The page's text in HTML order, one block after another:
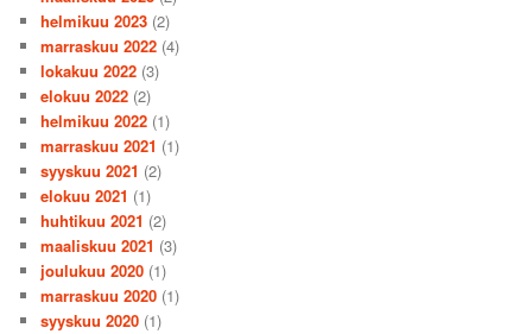
helmikuu 2023 (2)
marraskuu 2022 (4)
lokakuu 2022 (3)
elokuu 2022 (2)
helmikuu 2022 (1)
marraskuu 2021 (1)
syyskuu 2021 (2)
elokuu 2021 (1)
huhtikuu 2021 (2)
maaliskuu 2021 (3)
joulukuu 2020 (1)
marraskuu 2020 (1)
syyskuu 2020 (1)